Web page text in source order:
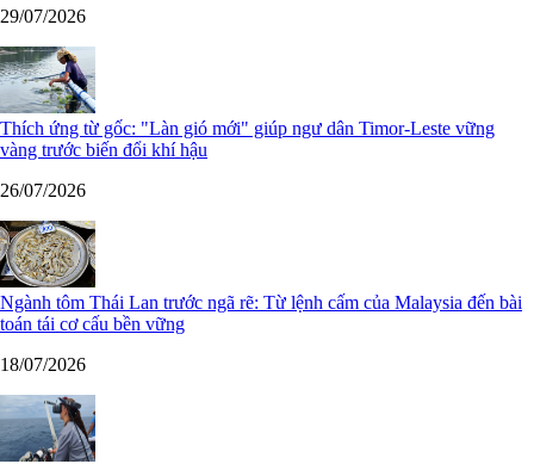
29/07/2026
Thích ứng từ gốc: "Làn gió mới" giúp ngư dân Timor-Leste vững
vàng trước biến đổi khí hậu
26/07/2026
Ngành tôm Thái Lan trước ngã rẽ: Từ lệnh cấm của Malaysia đến bài
toán tái cơ cấu bền vững
18/07/2026